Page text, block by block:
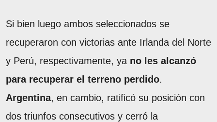
Si bien luego ambos seleccionados se
recuperaron con victorias ante Irlanda del Norte
y Perú, respectivamente, ya no les alcanzó
para recuperar el terreno perdido.
Argentina, en cambio, ratificó su posición con
dos triunfos consecutivos y cerró la